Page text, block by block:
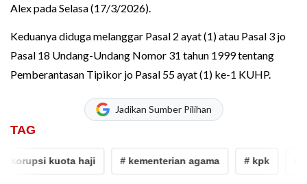
Alex pada Selasa (17/3/2026).
Keduanya diduga melanggar Pasal 2 ayat (1) atau Pasal 3 jo
Pasal 18 Undang-Undang Nomor 31 tahun 1999 tentang
Pemberantasan Tipikor jo Pasal 55 ayat (1) ke-1 KUHP.
Jadikan Sumber Pilihan
TAG
kuota haji # kementerian agama # kpk